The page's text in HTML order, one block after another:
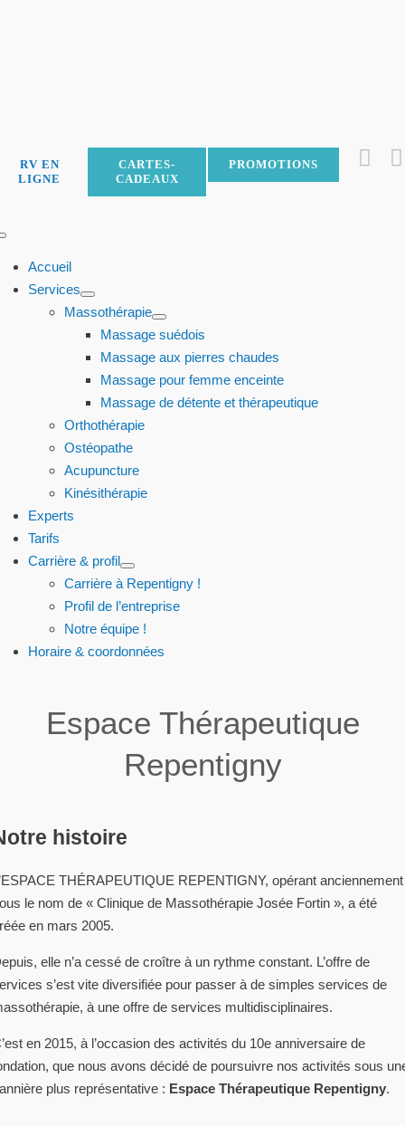
RV EN
LIGNE
CARTES-
CADEAUX
PROMOTIONS
Accueil
Services
Massothérapie
Massage suédois
Massage aux pierres chaudes
Massage pour femme enceinte
Massage de détente et thérapeutique
Orthothérapie
Ostéopathe
Acupuncture
Kinésithérapie
Experts
Tarifs
Carrière & profil
Carrière à Repentigny !
Profil de l’entreprise
Notre équipe !
Horaire & coordonnées
Espace Thérapeutique
Repentigny
histoire
THÉRAPEUTIQUE REPENTIGNY, opérant anciennement
le nom de « Clinique de Massothérapie Josée Fortin », a été
en mars 2005.
elle n’a cessé de croître à un rythme constant. L’offre de
s’est vite diversifiée pour passer à de simples services de
à une offre de services multidisciplinaires.
en 2015, à l’occasion des activités du 10e anniversaire de
que nous avons décidé de poursuivre nos activités sous
plus représentative : Espace Thérapeutique Repentigny.